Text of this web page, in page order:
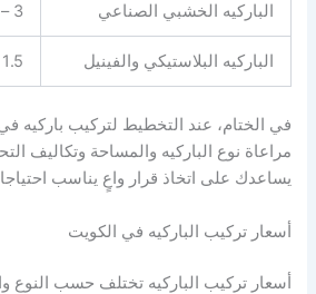
الباركيه الخشبي الصناعي 3 – 5 دنانير
الباركيه البلاستيكي والفينيل 1.5 – 4 دنانير
في الختام، عند التخطيط لتركيب باركيه
مراعاة نوع الباركيه والمساحة وتكاليف
يساعدك على اتخاذ قرار واعٍ يناسب
أسعار تركيب الباركيه في الكويت
أسعار تركيب الباركيه تختلف حسب النوع